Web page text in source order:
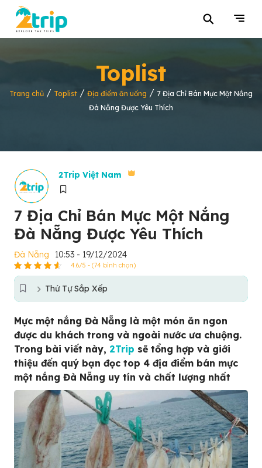
⚲
Toplist
Trang chủ / Toplist / Địa điểm ăn uống / 7 Địa Chỉ Bán Mực Một Nắng
Đà Nẵng Được Yêu Thích
2Trip Việt Nam
7 Địa Chỉ Bán Mực Một Nắng
Đà Nẵng Được Yêu Thích
Đà Nẵng 10:53 - 19/12/2024
4.6/5 - (74 bình chọn)
Thứ Tự Sắp Xếp
Mực một nắng Đà Nẵng là một món ăn ngon
được du khách trong và ngoài nước ưa chuộng.
Trong bài viết này, 2Trip sẽ tổng hợp và giới
thiệu đến quý bạn đọc top 4 địa điểm bán mực
một nắng Đà Nẵng uy tín và chất lượng nhất